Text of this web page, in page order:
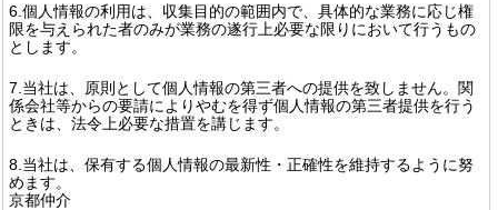
6.個人情報の利用は、収集目的の範囲内で、具体的な業務に応じ権
限を与えられた者のみが業務の遂行上必要な限りにおいて行うもの
とします。
7.当社は、原則として個人情報の第三者への提供を致しません。関
係会社等からの要請によりやむを得ず個人情報の第三者提供を行う
ときは、法令上必要な措置を講じます。
8.当社は、保有する個人情報の最新性・正確性を維持するように努
めます。
京都仲介